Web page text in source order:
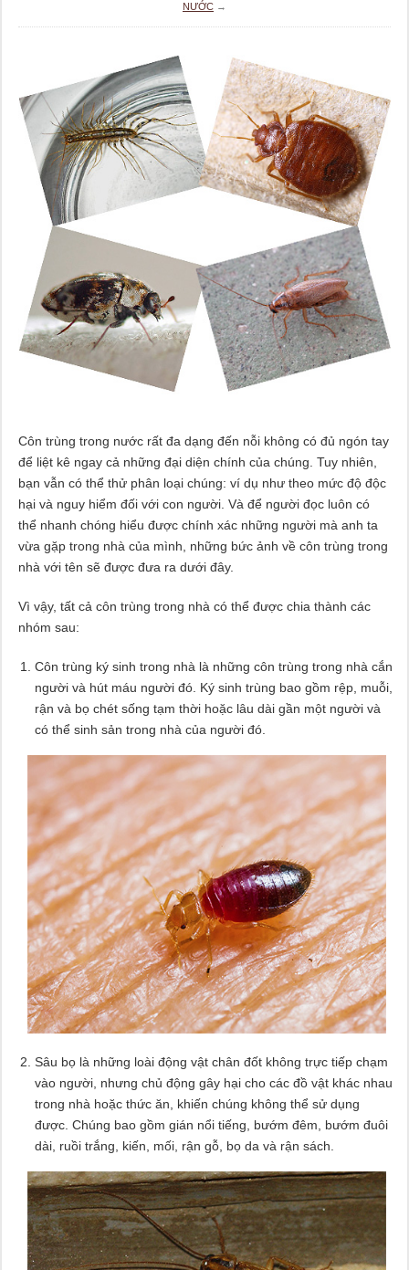
NƯỚC→
Côn trùng trong nước rất đa dạng đến nỗi không có đủ ngón tay
để liệt kê ngay cả những đại diện chính của chúng. Tuy nhiên,
bạn vẫn có thể thử phân loại chúng: ví dụ như theo mức độ độc
hại và nguy hiểm đối với con người. Và để người đọc luôn có
thể nhanh chóng hiểu được chính xác những người mà anh ta
vừa gặp trong nhà của mình, những bức ảnh về côn trùng trong
nhà với tên sẽ được đưa ra dưới đây.
Vì vậy, tất cả côn trùng trong nhà có thể được chia thành các
nhóm sau:
Côn trùng ký sinh trong nhà là những côn trùng trong nhà cắn
người và hút máu người đó. Ký sinh trùng bao gồm rệp, muỗi,
rận và bọ chét sống tạm thời hoặc lâu dài gần một người và
có thể sinh sản trong nhà của người đó.
Sâu bọ là những loài động vật chân đốt không trực tiếp chạm
vào người, nhưng chủ động gây hại cho các đồ vật khác nhau
trong nhà hoặc thức ăn, khiến chúng không thể sử dụng
được. Chúng bao gồm gián nổi tiếng, bướm đêm, bướm đuôi
dài, ruồi trắng, kiến, mối, rận gỗ, bọ da và rận sách.